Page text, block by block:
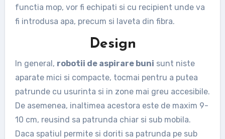
functia mop, vor fi echipati si cu recipient unde va
fi introdusa apa, precum si laveta din fibra.
Design
In general, robotii de aspirare buni sunt niste
aparate mici si compacte, tocmai pentru a putea
patrunde cu usurinta si in zone mai greu accesibile.
De asemenea, inaltimea acestora este de maxim 9-
10 cm, reusind sa patrunda chiar si sub mobila.
Daca spatiul permite si doriti sa patrunda pe sub